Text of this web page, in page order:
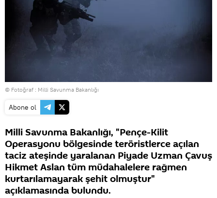
© Fotoğraf : Milli Savunma Bakanlığı
Abone ol
Milli Savunma Bakanlığı, "Pençe-Kilit
Operasyonu bölgesinde teröristlerce açılan
taciz ateşinde yaralanan Piyade Uzman Çavuş
Hikmet Aslan tüm müdahalelere rağmen
kurtarılamayarak şehit olmuştur"
açıklamasında bulundu.